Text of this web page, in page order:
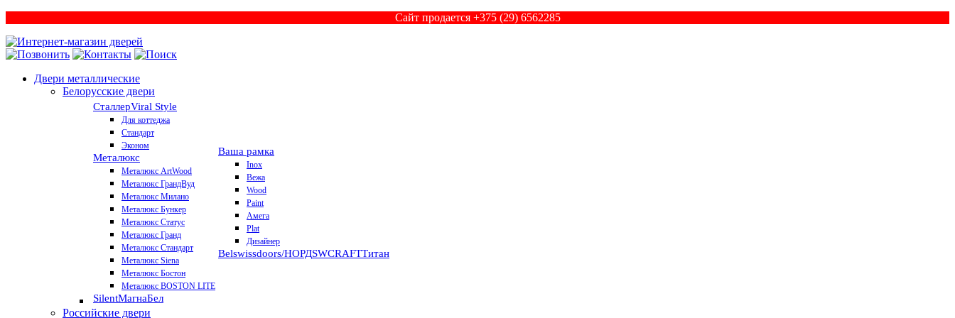
Сайт продается +375 (29) 6562285
Двери металлические
Белорусские двери
СталлерViral Style
Для коттеджа
Стандарт
Эконом
Металюкс
Металюкс ArtWood
Металюкс ГрандВуд
Металюкс Милано
Металюкс Бункер
Металюкс Статус
Металюкс Гранд
Металюкс Стандарт
Металюкс Siena
Металюкс Бостон
Металюкс BOSTON LITE
SilentМагнаБел
Ваша рамка
Inox
Вежа
Wood
Paint
Амега
Plat
Дизайнер
Belswissdoors/НОРДSWCRAFTТитан
Российские двери